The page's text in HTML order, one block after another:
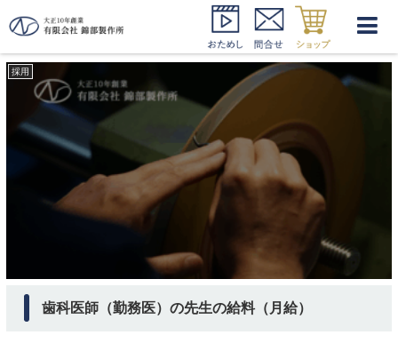
歯科医師 勤務医 月給
採用
歯科医師（勤務医）の先生の給料（月給）